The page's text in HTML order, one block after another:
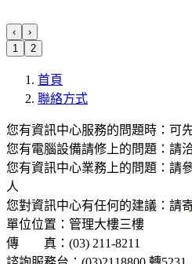
‹
›
1
2
首頁
聯絡方式
您有資訊中心服務的問題時：可
您有電腦設備請修上的問題：請
您有資訊中心業務上的問題：請
人
您對資訊中心有任何的建議：請
單位位置：管理大樓三樓
傳 真：(03) 211-8211